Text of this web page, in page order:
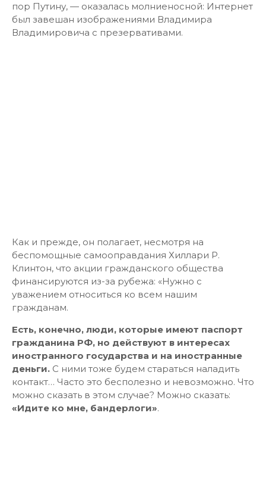
пор Путину, — оказалась молниеносной: Интернет
был завешан изображениями Владимира
Владимировича с презервативами.
Как и прежде, он полагает, несмотря на
беспомощные самооправдания Хиллари Р.
Клинтон, что акции гражданского общества
финансируются из-за рубежа: «Нужно с
уважением относиться ко всем нашим
гражданам.
Есть, конечно, люди, которые имеют паспорт
гражданина РФ, но действуют в интересах
иностранного государства и на иностранные
деньги. С ними тоже будем стараться наладить
контакт… Часто это бесполезно и невозможно. Что
можно сказать в этом случае? Можно сказать:
«Идите ко мне, бандерлоги».